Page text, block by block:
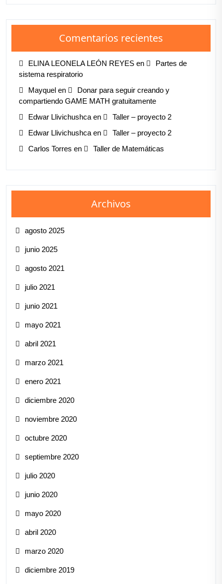
Comentarios recientes
ELINA LEONELA LEÓN REYES en
Partes de
sistema respiratorio
Mayquel en
Donar para seguir creando y
compartiendo GAME MATH gratuitamente
Edwar Llivichushca en
Taller – proyecto 2
Edwar Llivichushca en
Taller – proyecto 2
Carlos Torres en Taller de Matemáticas
Archivos
agosto 2025
junio 2025
agosto 2021
julio 2021
junio 2021
mayo 2021
abril 2021
marzo 2021
enero 2021
diciembre 2020
noviembre 2020
octubre 2020
septiembre 2020
julio 2020
junio 2020
mayo 2020
abril 2020
marzo 2020
diciembre 2019